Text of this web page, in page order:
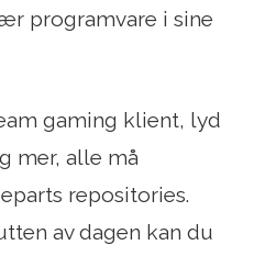
programvare i sine
gaming klient, lyd
mer, alle må
repositories.
av dagen kan du